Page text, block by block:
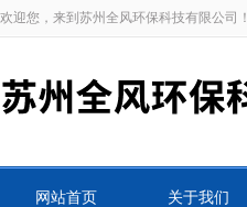
欢迎您，来到苏州全风环保科技有限公司！
网站首页 关于我们